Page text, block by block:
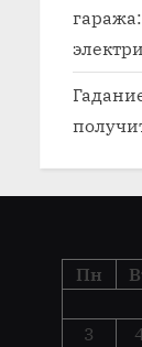
Пн
3